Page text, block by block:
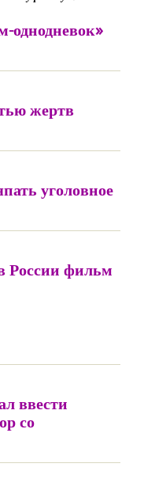
однодневок»
жертв
уголовное
России фильм
ввести
со